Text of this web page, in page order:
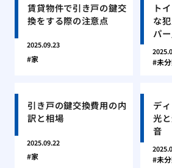
賃貸物件で引き戸の鍵交
換をする際の注意点
2025.09.23
家
ト
な
パ
未
引き戸の鍵交換費用の内
訳と相場
2025.09.22
家
デ
光
音
未